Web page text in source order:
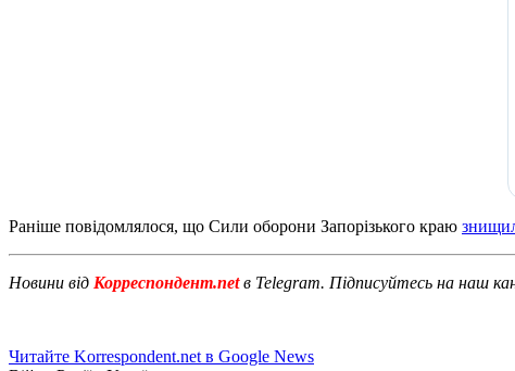
Раніше повідомлялося, що Сили оборони Запорізького краю
Новини від Корреспондент.netв Telegram. Підписуйтесь на наш
Читайте Korrespondent.net в Google News